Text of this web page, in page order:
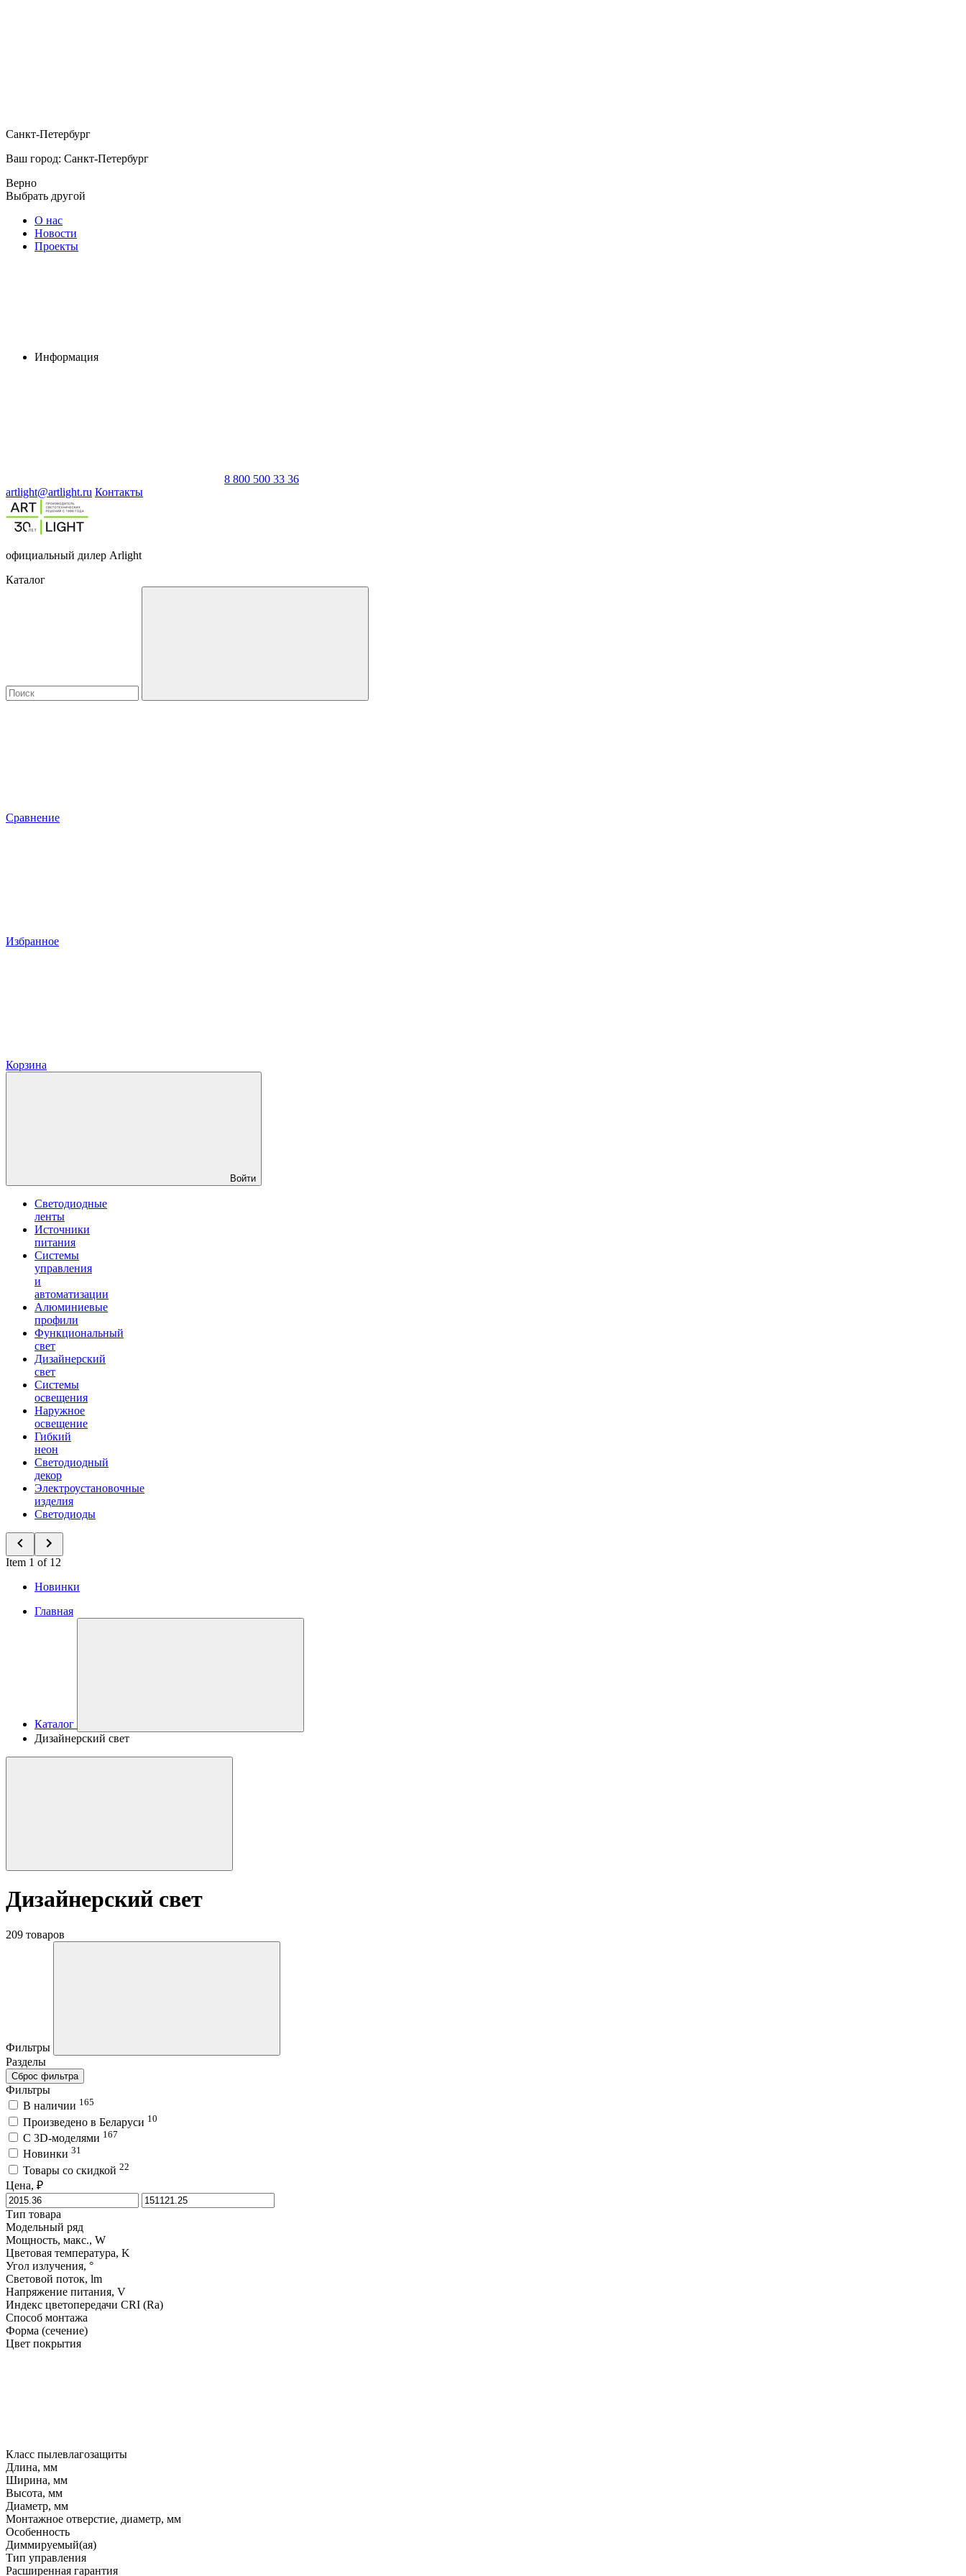
Санкт-Петербург
Ваш город: Санкт-Петербург
Верно
Выбрать другой
О нас
Новости
Проекты
Информация
8 800 500 33 36
artlight@artlight.ru Контакты
официальный дилер Arlight
Каталог
Сравнение
Избранное
Корзина
Войти
Светодиодные
ленты
Источники
питания
Системы
управления
и
автоматизации
Алюминиевые
профили
Функциональный
свет
Дизайнерский
свет
Системы
освещения
Наружное
освещение
Гибкий
неон
Светодиодный
декор
Электроустановочные
изделия
Светодиоды
Item 1 of 12
Новинки
Главная
Каталог
Дизайнерский свет
Дизайнерский свет
209 товаров
Фильтры
Разделы
Сброс фильтра
Фильтры
В наличии 165
Произведено в Беларуси 10
C 3D-моделями 167
Новинки 31
Товары со скидкой 22
Цена, ₽
Тип товара
Модельный ряд
Мощность, макс., W
Цветовая температура, K
Угол излучения, °
Световой поток, lm
Напряжение питания, V
Индекс цветопередачи CRI (Ra)
Способ монтажа
Форма (сечение)
Цвет покрытия
Класс пылевлагозащиты
Длина, мм
Ширина, мм
Высота, мм
Диаметр, мм
Монтажное отверстие, диаметр, мм
Особенность
Диммируемый(ая)
Тип управления
Расширенная гарантия